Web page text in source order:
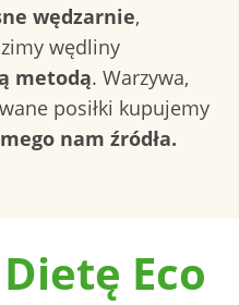
wędzarnie,
wędliny
metodą. Warzywa,
posiłki kupujemy
nam źródła.
Eco